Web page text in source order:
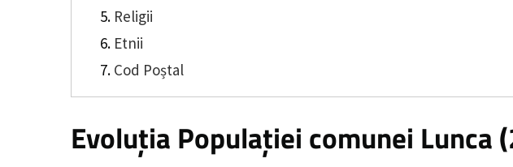
Religii
Etnii
Cod Poștal
Evoluția Populației comunei Lunca